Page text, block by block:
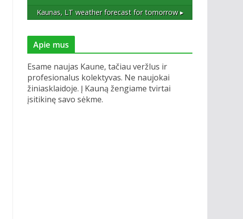
Kaunas, LTweather forecast for tomorrow ▸
Apie mus
Esame naujas Kaune, tačiau veržlus ir
profesionalus kolektyvas. Ne naujokai
žiniasklaidoje. Į Kauną žengiame tvirtai
įsitikinę savo sėkme.